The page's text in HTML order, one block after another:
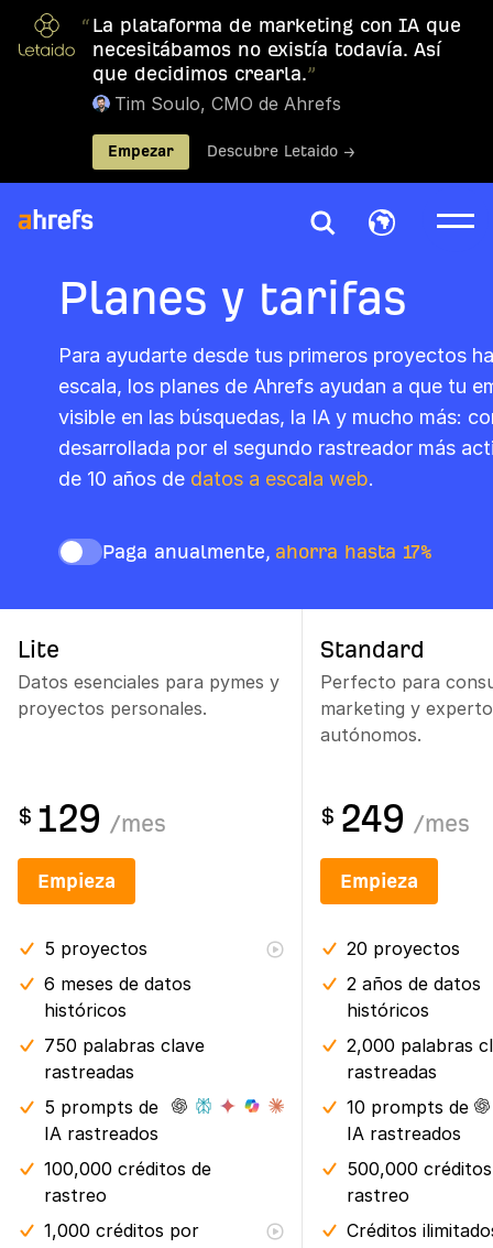
“ La plataforma de marketing con IA que
necesitábamos no existía todavía. Así
que decidimos crearla.”
Tim Soulo, CMO de Ahrefs
Empezar Descubre Letaido →
Planes y tarifas
Para ayudarte desde tus primeros proyectos
escala, los planes de Ahrefs ayudan a que tu
visible en las búsquedas, la IA y mucho más:
desarrollada por el segundo rastreador más
de 10 años de datos a escala web.
Paga anualmente, ahorra hasta 17%
Lite
Datos esenciales para pymes y
proyectos personales.
Standard
Perfecto para
marketing y
autónomos.
$ 129 /mes $ 249 /mes
Empieza Empieza
5 proyectos
6 meses de datos
históricos
750 palabras clave
rastreadas
5 prompts de
IA rastreados
100,000 créditos de
rastreo
1,000 créditos por
20 proyectos
2 años de datos
históricos
2,000 palabras
rastreadas
10 prompts de
IA rastreados
500,000
rastreo
Créditos